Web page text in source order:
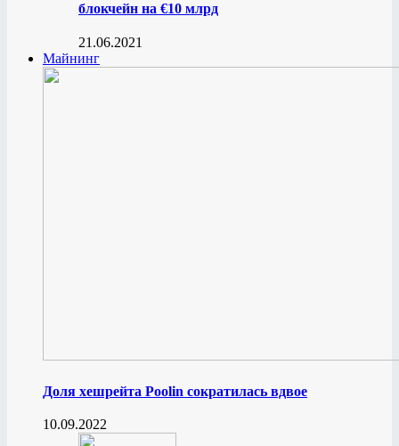
блокчейн на €10 млрд
21.06.2021
Майнинг
Доля хешрейта Poolin сократилась вдвое
10.09.2022